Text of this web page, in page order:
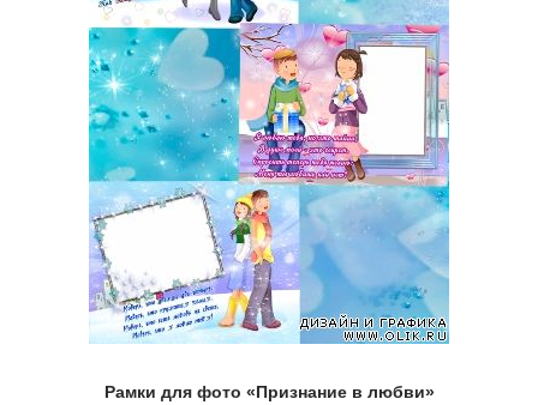
Рамки для фото «Признание в любви»